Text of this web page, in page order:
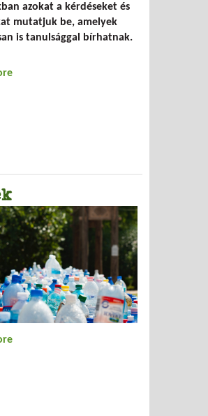
azokat a kérdéseket és
mutatjuk be, amelyek
is tanulsággal bírhatnak.